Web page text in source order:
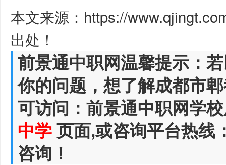
本文来源：https://
出处！
前景通中职网温馨提示：
你的问题，想了解成都市
可访问：前景通中职网学
中学页面,或咨询平台热线
咨询！